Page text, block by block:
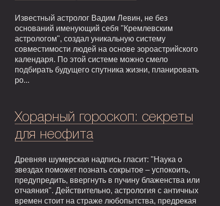
Известный астролог Вадим Левин, не без
оснований именующий себя "Кремлевским
астрологом", создал уникальную систему
совместимости людей на основе зороастрийского
календаря. По этой системе можно смело
подбирать будущего спутника жизни, планировать
ро...
Хорарный гороскоп: секреты
для неофита
Древняя шумерская надпись гласит: "Наука о
звездах поможет познать сокрытое – успокоить,
предупредить, ввергнуть в пучину блаженства или
отчаяния". Действительно, астрология с античных
времен стоит на страже любопытства, предрекая